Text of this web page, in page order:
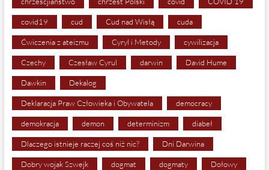
covid19 cud Cud nad Wisłą cuda
Ćwiczenia z ateizmu Cyryl i Metody cywilizacja
Czechy Czesław Cyrul darwin David Hume
Dawkin Dekalog
Deklaracja Praw Człowieka i Obywatela democracy
demokracja demon determinizm diabeł
Dlaczego istnieje raczej coś niż nic? Dni Darwina
Dobry wojak Szwejk dogmat dogmaty Dołowy